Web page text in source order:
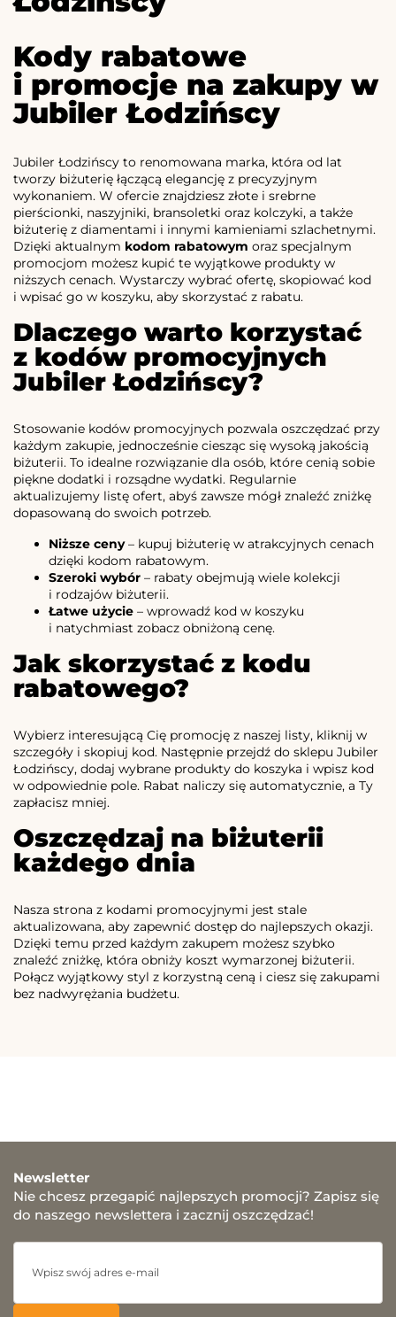
Kody rabatowe
i promocje na zakupy w
Jubiler Łodzińscy
Jubiler Łodzińscy to renomowana marka, która od lat
tworzy biżuterię łączącą elegancję z precyzyjnym
wykonaniem. W ofercie znajdziesz złote i srebrne
pierścionki, naszyjniki, bransoletki oraz kolczyki, a także
biżuterię z diamentami i innymi kamieniami szlachetnymi.
Dzięki aktualnym kodom rabatowym oraz specjalnym
promocjom możesz kupić te wyjątkowe produkty w
niższych cenach. Wystarczy wybrać ofertę, skopiować kod
i wpisać go w koszyku, aby skorzystać z rabatu.
Dlaczego warto korzystać
z kodów promocyjnych
Jubiler Łodzińscy?
Stosowanie kodów promocyjnych pozwala oszczędzać przy
każdym zakupie, jednocześnie ciesząc się wysoką jakością
biżuterii. To idealne rozwiązanie dla osób, które cenią sobie
piękne dodatki i rozsądne wydatki. Regularnie
aktualizujemy listę ofert, abyś zawsze mógł znaleźć zniżkę
dopasowaną do swoich potrzeb.
Niższe ceny– kupuj biżuterię w atrakcyjnych cenach
dzięki kodom rabatowym.
Szeroki wybór – rabaty obejmują wiele kolekcji
i rodzajów biżuterii.
Łatwe użycie – wprowadź kod w koszyku
i natychmiast zobacz obniżoną cenę.
Jak skorzystać z kodu
rabatowego?
Wybierz interesującą Cię promocję z naszej listy, kliknij w
szczegóły i skopiuj kod. Następnie przejdź do sklepu Jubiler
Łodzińscy, dodaj wybrane produkty do koszyka i wpisz kod
w odpowiednie pole. Rabat naliczy się automatycznie, a Ty
zapłacisz mniej.
Oszczędzaj na biżuterii
każdego dnia
Nasza strona z kodami promocyjnymi jest stale
aktualizowana, aby zapewnić dostęp do najlepszych okazji.
Dzięki temu przed każdym zakupem możesz szybko
znaleźć zniżkę, która obniży koszt wymarzonej biżuterii.
Połącz wyjątkowy styl z korzystną ceną i ciesz się zakupami
bez nadwyrężania budżetu.
Newsletter
Nie chcesz przegapić najlepszych promocji? Zapisz się
do naszego newslettera i zacznij oszczędzać!